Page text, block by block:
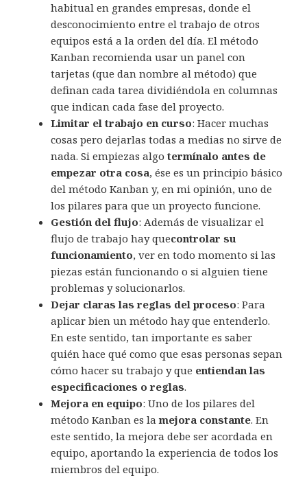
habitual en grandes empresas, donde el
desconocimiento entre el trabajo de otros
equipos está a la orden del día. El método
Kanban recomienda usar un panel con
tarjetas (que dan nombre al método) que
definan cada tarea dividiéndola en columnas
que indican cada fase del proyecto.
Limitar el trabajo en curso: Hacer muchas
cosas pero dejarlas todas a medias no sirve de
nada. Si empiezas algotermínalo antes de
empezar otra cosa, ése es un principio básico
del método Kanban y, en mi opinión, uno de
los pilares para que un proyecto funcione.
Gestión del flujo: Además de visualizar el
flujo de trabajo hay quecontrolar su
funcionamiento, ver en todo momento si las
piezas están funcionando o si alguien tiene
problemas y solucionarlos.
Dejar claras las reglas del proceso: Para
aplicar bien un método hay que entenderlo.
En este sentido, tan importante es saber
quién hace qué como que esas personas sepan
cómo hacer su trabajo y que entiendan las
especificaciones o reglas.
Mejora en equipo: Uno de los pilares del
método Kanban es lamejora constante. En
este sentido, la mejora debe ser acordada en
equipo, aportando la experiencia de todos los
miembros del equipo.